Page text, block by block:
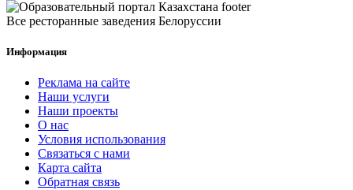
Все ресторанные заведения Белоруссии
Информация
Реклама на сайте
Наши услуги
Наши проекты
О нас
Условия использования
Связаться с нами
Карта сайта
Обратная связь